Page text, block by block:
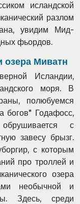
исландской
разлом
увидим Мид-
фьордов.
озера Миватн
Исландии,
моря. В
полюбуемся
богов" Годафосс,
с
завесу брызг.
с которым
про троллей и
озера
необычной и
Здесь, среди